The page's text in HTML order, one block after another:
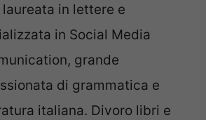
laureata in lettere e
in Social Media
grande
di grammatica e
italiana. Divoro libri e